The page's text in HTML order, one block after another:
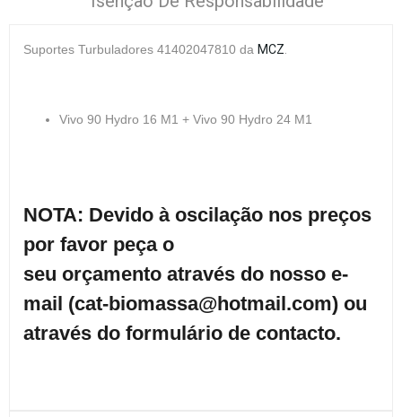
Suportes Turbuladores 41402047810 da MCZ
Vivo 90 Hydro 16 M1 + Vivo 90 Hydro 24 M1
NOTA: Devido à oscilação nos preços
por favor peça o
seu orçamento através do nosso e-
mail (cat-biomassa@hotmail.com) ou
através do formulário de contacto.